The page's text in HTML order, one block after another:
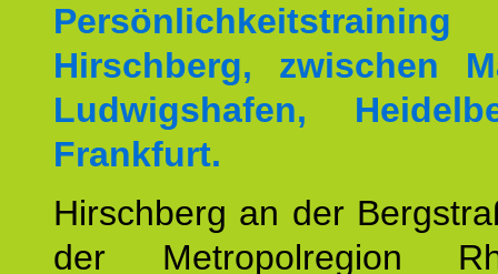
Hirschberg, zwischen
Ludwigshafen,
Frankfurt.
Hirschberg an der
der Metropolregion